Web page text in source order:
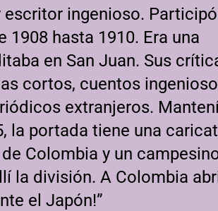
escritor ingenioso. Participó
1908 hasta 1910. Era una
en San Juan. Sus
cortos, cuentos
extranjeros.
la portada tiene una
Colombia y un
la división. A Colombia
el Japón!”